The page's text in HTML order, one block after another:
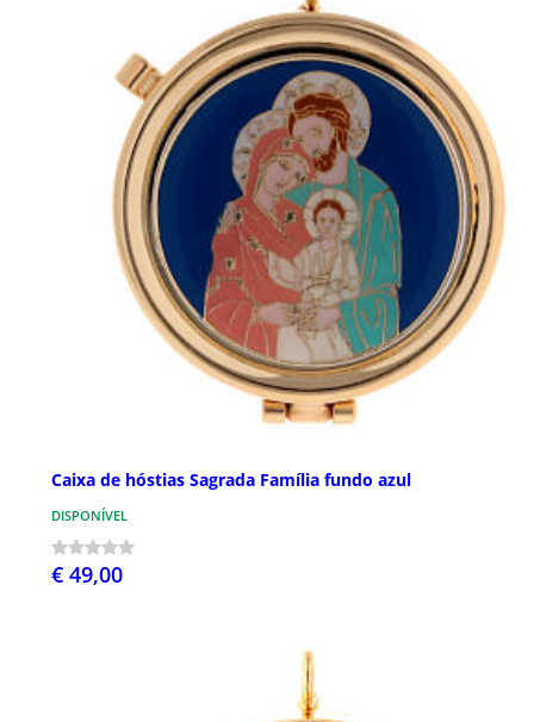
Caixa de hóstias Sagrada Família fundo azul
DISPONÍVEL
€ 49,00